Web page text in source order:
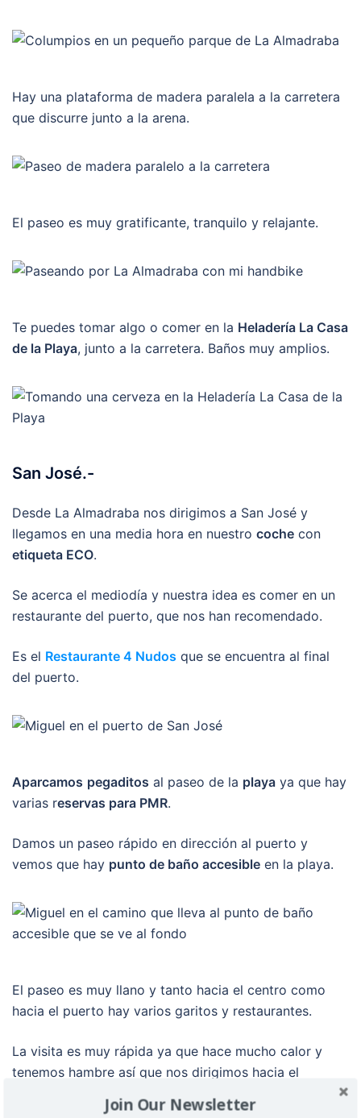
Hay una plataforma de madera paralela a la carretera
que discurre junto a la arena.
El paseo es muy gratificante, tranquilo y relajante.
Te puedes tomar algo o comer en la Heladería La Casa
de la Playa, junto a la carretera. Baños muy amplios.
San José.-
Desde La Almadraba nos dirigimos a San José y
llegamos en una media hora en nuestro coche con
etiqueta ECO.
Se acerca el mediodía y nuestra idea es comer en un
restaurante del puerto, que nos han recomendado.
Es el Restaurante 4 Nudos que se encuentra al final
del puerto.
Aparcamos pegaditos al paseo de la playa ya que hay
varias reservas para PMR.
Damos un paseo rápido en dirección al puerto y
vemos que hay punto de baño accesible en la playa.
El paseo es muy llano y tanto hacia el centro como
hacia el puerto hay varios garitos y restaurantes.
La visita es muy rápida ya que hace mucho calor y
tenemos hambre así que nos dirigimos hacia el
Join Our Newsletter